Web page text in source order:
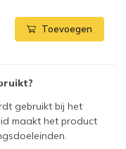
Toevoegen
gebruikt bij het
maakt het product